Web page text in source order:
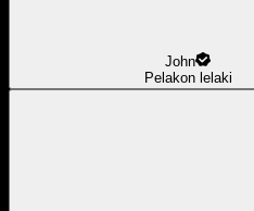
John
Pelakon lelaki